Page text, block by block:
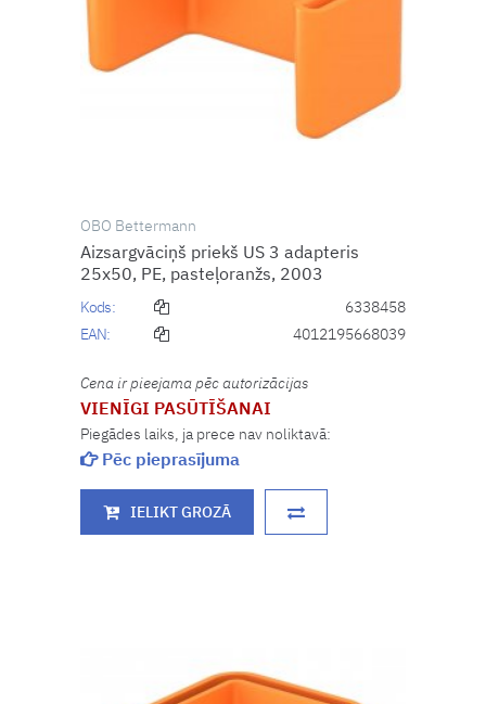
OBO Bettermann
Aizsargvāciņš priekš US 3 adapteris
25x50, PE, pasteļoranžs, 2003
Kods:
6338458
EAN:
4012195668039
Cena ir pieejama pēc autorizācijas
VIENĪGI PASŪTĪŠANAI
Piegādes laiks, ja prece nav noliktavā:
Pēc pieprasījuma
IELIKT GROZĀ